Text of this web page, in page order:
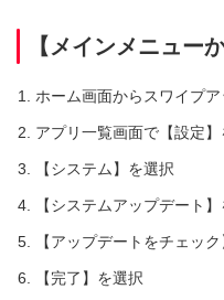
【メインメニュー
ホーム画面からスワイプ
アプリ一覧画面で【設定】
【システム】を選択
【システムアップデート
【アップデートをチェッ
【完了】を選択